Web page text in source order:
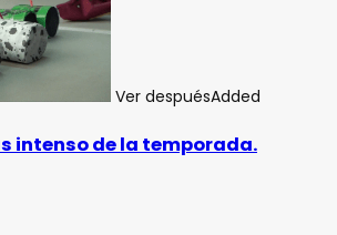
Ver despuésAdded
intenso de la temporada.